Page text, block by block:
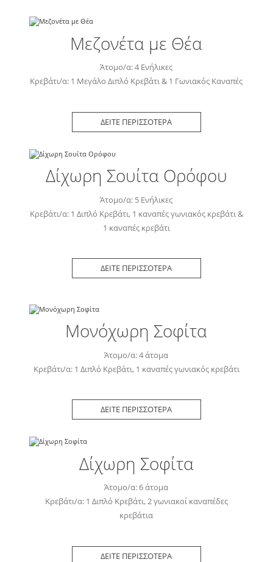
Μεζονέτα με Θέα
Άτομο/α: 4 Ενήλικες
Κρεβάτι/α: 1 Μεγάλο Διπλό Κρεβάτι & 1 Γωνιακός Καναπές
ΔΕΙΤΕ ΠΕΡΙΣΣΟΤΕΡΑ
Δίχωρη Σουίτα Ορόφου
Άτομο/α: 5 Ενήλικες
Κρεβάτι/α: 1 Διπλό Κρεβάτι, 1 καναπές γωνιακός κρεβάτι &
1 καναπές κρεβάτι
ΔΕΙΤΕ ΠΕΡΙΣΣΟΤΕΡΑ
Μονόχωρη Σοφίτα
Άτομο/α: 4 άτομα
Κρεβάτι/α: 1 Διπλό Κρεβάτι, 1 καναπές γωνιακός κρεβάτι
ΔΕΙΤΕ ΠΕΡΙΣΣΟΤΕΡΑ
Δίχωρη Σοφίτα
Άτομο/α: 6 άτομα
Κρεβάτι/α: 1 Διπλό Κρεβάτι, 2 γωνιακοί καναπέδες
κρεβάτια
ΔΕΙΤΕ ΠΕΡΙΣΣΟΤΕΡΑ